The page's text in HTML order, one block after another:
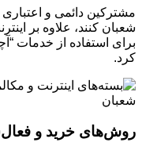
مشترکین دائمی و
شعبان کنند، علاوه بر
برای استفاده از خدمات
کرد.
روش‌های خرید و